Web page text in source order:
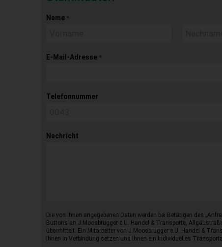
Name *
E-Mail-Adresse *
Telefonnummer
Nachricht
Die von Ihnen angegebenen Daten werden bei Betätigen des
Buttons an J.Moosbrugger e.U. Handel & Transporte,
übermittelt. Ein Mitarbeiter von J.Moosbrugger e.U. Handel &
Ihnen in Verbindung setzen und Ihnen ein individuelles